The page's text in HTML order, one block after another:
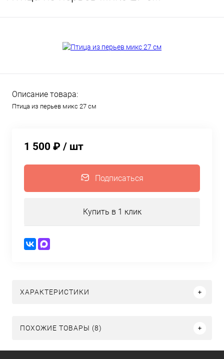
Описание товара:
Птица из перьев микс 27 см
1 500 ₽ / шт
Подписаться
Купить в 1 клик
ХАРАКТЕРИСТИКИ
ПОХОЖИЕ ТОВАРЫ (8)